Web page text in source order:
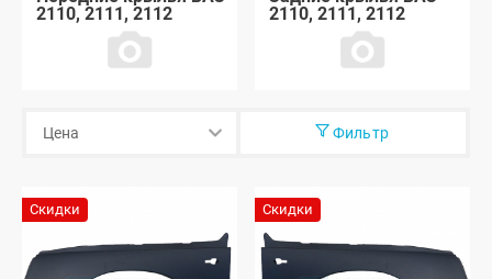
2110, 2111, 2112
2110, 2111, 2112
Фильтр
Скидки Скидки